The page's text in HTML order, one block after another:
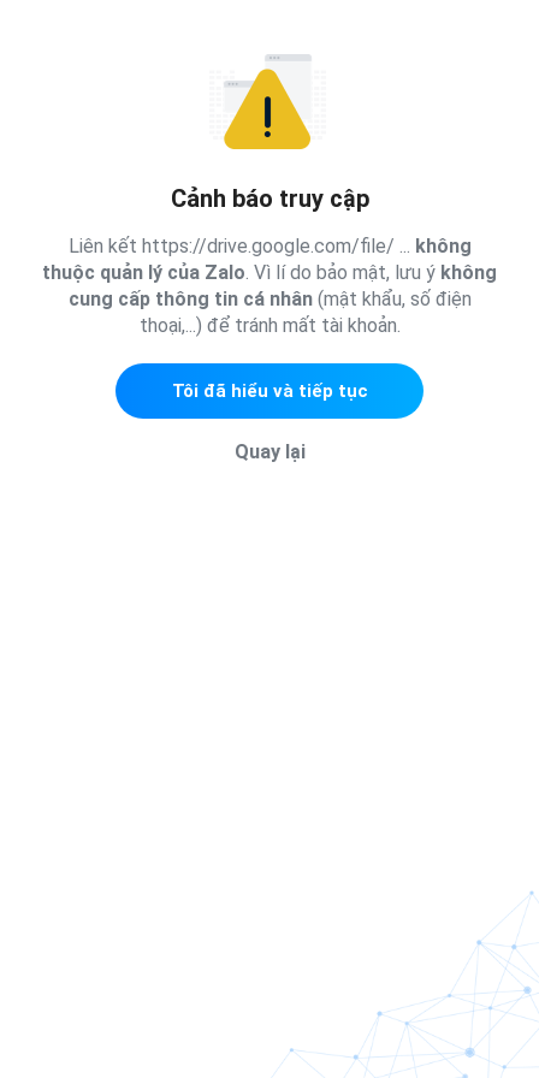
Cảnh báo truy cập
Liên kết https://drive.google.com/file/ ... không
thuộc quản lý của Zalo. Vì lí do bảo mật, lưu ý không
cung cấp thông tin cá nhân(mật khẩu, số điện
thoại,...) để tránh mất tài khoản.
Tôi đã hiểu và tiếp tục
Quay lại